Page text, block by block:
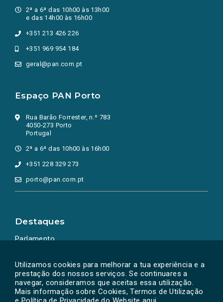
Utilizamos cookies para melhorar a tua experiência e a
prestação dos nossos serviços. Se continuares a
navegar, consideramos que aceitas essa utilização.
Mais informação sobre Cookies, Termos de Utilização
2ª a 6ª das 10h00 às 13h00
e das 14h00 às 16h00
+351 213 426 226
+351 969 954 184
geral@pan.com.pt
Espaço PAN Porto
Rua Barão Forrester, n.º 783
4050-273 Porto
Portugal
2ª a 6ª das 10h00 às 16h00
+351 228 329 273
porto@pan.com.pt
Destaques
Parlamento